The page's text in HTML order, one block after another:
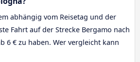
abhängig vom Reisetag und der
Fahrt auf der Strecke Bergamo nach
6 € zu haben. Wer vergleicht kann